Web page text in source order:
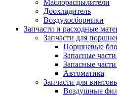
Маслораспылители
Доохладитель
Воздухосборники
Запчасти и расходные
Запчасти для
Поршневые
Запасные
Запасные
Автоматика
Запчасти для
Воздушные